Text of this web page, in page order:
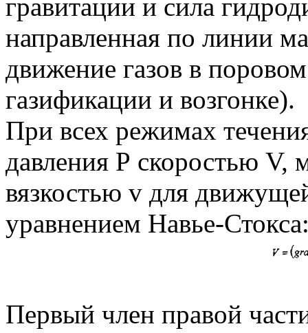
гравитации и сила
направленная по линии
движение газов в
газификации и возгонке).
При всех режимах
давления Р скоростью V,
вязкостью v для
уравнением Навье-
Первый член правой